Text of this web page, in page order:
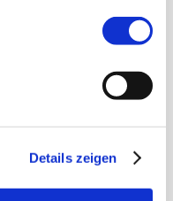
Details zeigen
KUNST IM